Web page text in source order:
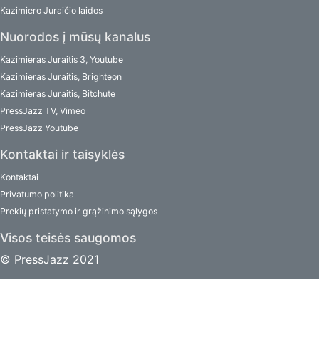
Kazimiero Juraičio laidos
Nuorodos į mūsų kanalus
Kazimieras Juraitis 3, Youtube
Kazimieras Juraitis, Brighteon
Kazimieras Juraitis, Bitchute
PressJazz TV, Vimeo
PressJazz Youtube
Kontaktai ir taisyklės
Kontaktai
Privatumo politika
Prekių pristatymo ir grąžinimo sąlygos
Visos teisės saugomos
© PressJazz 2021